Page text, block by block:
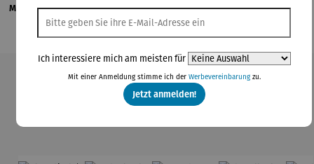
Magazinbeitrag
Produktgalerie überspringen
Ich interessiere mich am meisten für
Mit einer Anmeldung stimme ich der Werbevereinbarungzu.
Jetzt anmelden!